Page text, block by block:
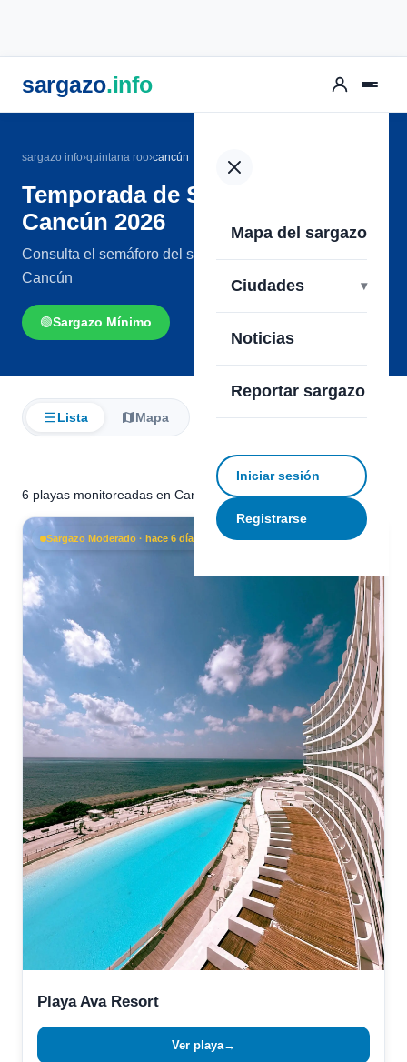
sargazo.info
Mapa del sargazo
Ciudades
Noticias
Reportar sargazo
Iniciar sesión
Registrarse
sargazo info›quintana roo›cancún
Temporada de Sargazo en
Cancún 2026
Consulta el semáforo del sargazo en las playas de
Cancún
🟢Sargazo Mínimo
Lista Mapa Filtrar
6 playas monitoreadas en Cancún
Sargazo Moderado · hace 6 días
Playa Ava Resort
Ver playa→